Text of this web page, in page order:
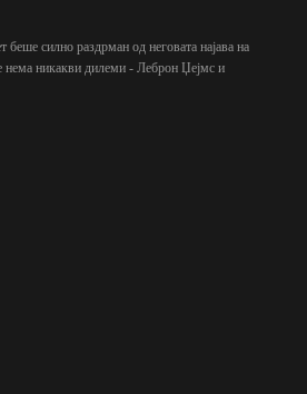
беше силно раздрман од неговата најава на
нема никакви дилеми - Леброн Џејмс и